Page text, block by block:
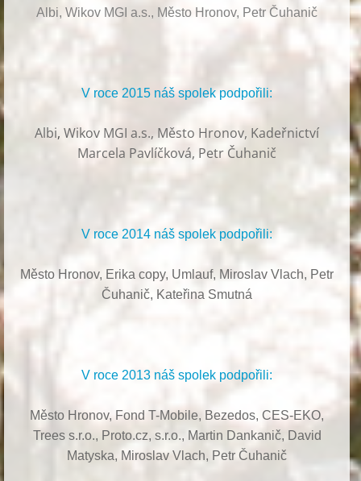
Albi, Wikov MGI a.s., Město Hronov, Petr Čuhanič
V roce 2015 náš spolek podpořili:
Albi,Wikov MGI a.s., Město Hronov, Kadeřnictví
Marcela Pavlíčková, Petr Čuhanič
V roce 2014 náš spolek podpořili:
Město Hronov, Erika copy, Umlauf, Miroslav Vlach, Petr
Čuhanič, Kateřina Smutná
V roce 2013 náš spolek podpořili:
Město Hronov, Fond T-Mobile, Bezedos, CES-EKO,
Trees s.r.o., Proto.cz, s.r.o., Martin Dankanič, David
Matyska, Miroslav Vlach, Petr Čuhanič